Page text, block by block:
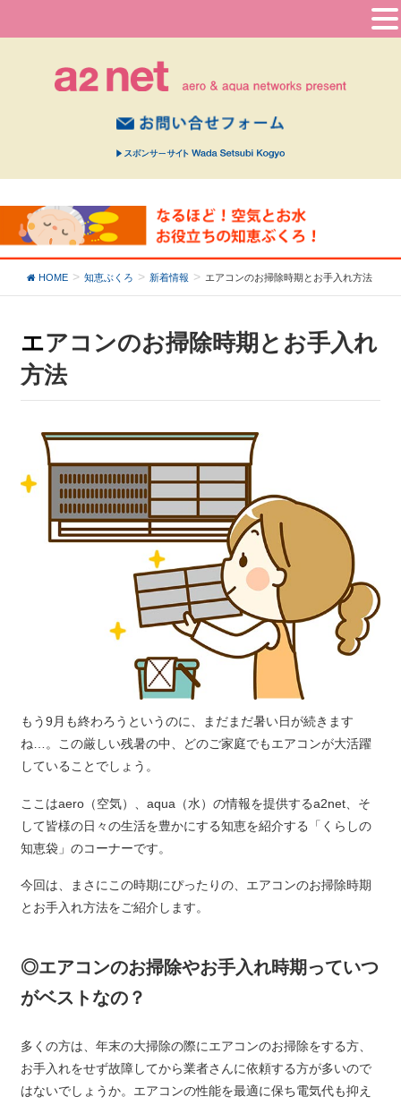
HOME 知恵ぶくろ 新着情報 エアコンのお掃除時期とお手入れ方法
エアコンのお掃除時期とお手入れ
方法
もう9月も終わろうというのに、まだまだ暑い日が続きます
ね…。この厳しい残暑の中、どのご家庭でもエアコンが大活躍
していることでしょう。
ここはaero（空気）、aqua（水）の情報を提供するa2net、そ
して皆様の日々の生活を豊かにする知恵を紹介する「くらしの
知恵袋」のコーナーです。
今回は、まさにこの時期にぴったりの、エアコンのお掃除時期
とお手入れ方法をご紹介します。
◎エアコンのお掃除やお手入れ時期っていつ
がベストなの？
多くの方は、年末の大掃除の際にエアコンのお掃除をする方、
お手入れをせず故障してから業者さんに依頼する方が多いので
はないでしょうか。エアコンの性能を最適に保ち電気代も抑え